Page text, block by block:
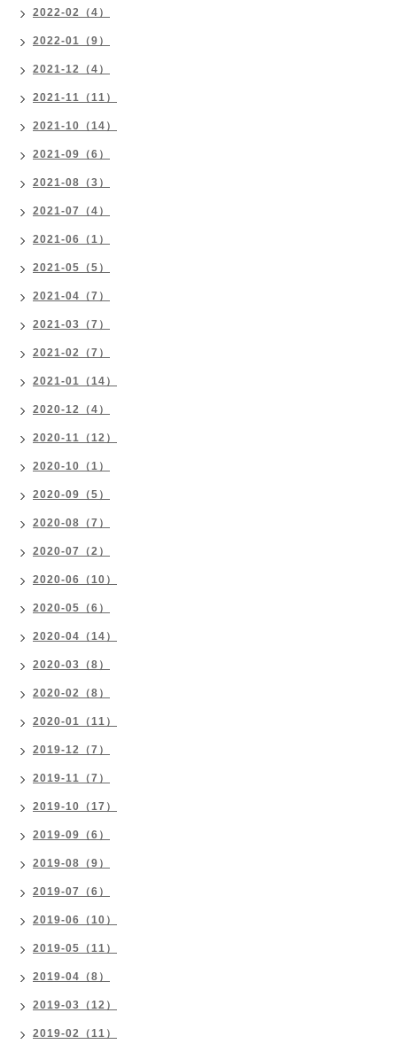
2022-02（4）
2022-01（9）
2021-12（4）
2021-11（11）
2021-10（14）
2021-09（6）
2021-08（3）
2021-07（4）
2021-06（1）
2021-05（5）
2021-04（7）
2021-03（7）
2021-02（7）
2021-01（14）
2020-12（4）
2020-11（12）
2020-10（1）
2020-09（5）
2020-08（7）
2020-07（2）
2020-06（10）
2020-05（6）
2020-04（14）
2020-03（8）
2020-02（8）
2020-01（11）
2019-12（7）
2019-11（7）
2019-10（17）
2019-09（6）
2019-08（9）
2019-07（6）
2019-06（10）
2019-05（11）
2019-04（8）
2019-03（12）
2019-02（11）